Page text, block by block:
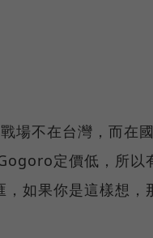
場不在台灣，而在國
定價低，所以
如果你是這樣想，